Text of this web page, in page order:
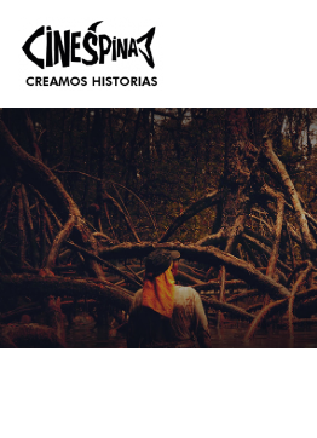
Saltar
contenido